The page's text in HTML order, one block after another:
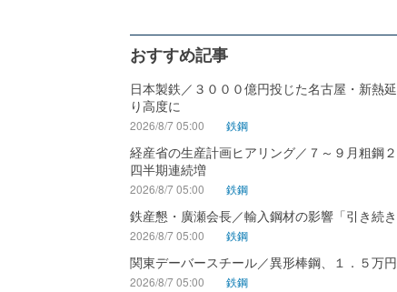
おすすめ記事
日本製鉄／３０００億円投じた名古屋・新熱
り高度に
2026/8/7 05:00 鉄鋼
経産省の生産計画ヒアリング／７～９月粗鋼
四半期連続増
2026/8/7 05:00 鉄鋼
鉄産懇・廣瀬会長／輸入鋼材の影響「引き続き
2026/8/7 05:00 鉄鋼
関東デーバースチール／異形棒鋼、１．５万
2026/8/7 05:00 鉄鋼